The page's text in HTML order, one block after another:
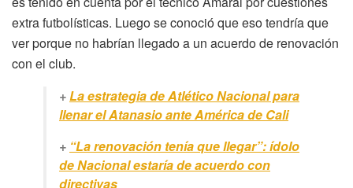
extra futbolísticas. Luego se conoció que eso tendría que
ver porque no habrían llegado a un acuerdo de renovación
con el club.
+La estrategia de Atlético Nacional para
llenar el Atanasio ante América de Cali
+ “La renovación tenía que llegar”: ídolo
de Nacional estaría de acuerdo con
directivas